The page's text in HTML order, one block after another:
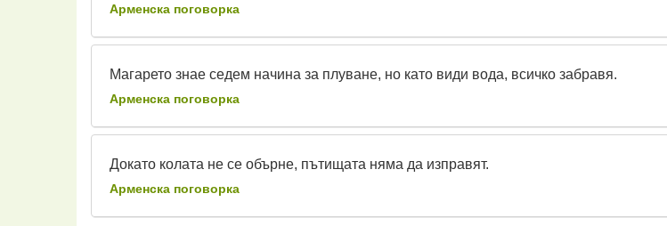
Арменска поговорка
Магарето знае седем начина за плуване, но като види вода, всичко забравя.
Арменска поговорка
Докато колата не се обърне, пътищата няма да изправят.
Арменска поговорка